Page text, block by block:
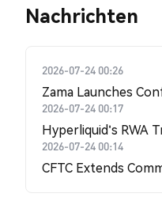
Nachrichten
2026-07-24 00:26
Zama Launches
2026-07-24 00:17
Hyperliquid's RWA
2026-07-24 00:14
CFTC Extends